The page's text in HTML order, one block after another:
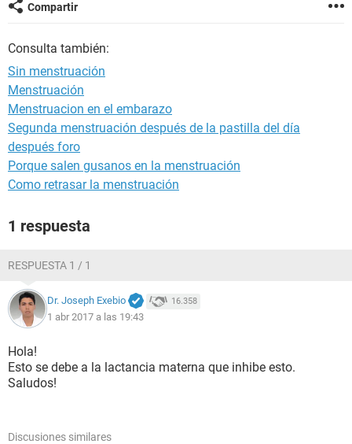
Compartir
Consulta también:
Sin menstruación
Menstruación
Menstruacion en el embarazo
Segunda menstruación después de la pastilla del día
después foro
Porque salen gusanos en la menstruación
Como retrasar la menstruación
1 respuesta
RESPUESTA 1 / 1
Dr. Joseph Exebio 16.358
1 abr 2017 a las 19:43
Hola!
Esto se debe a la lactancia materna que inhibe esto.
Saludos!
Discusiones similares